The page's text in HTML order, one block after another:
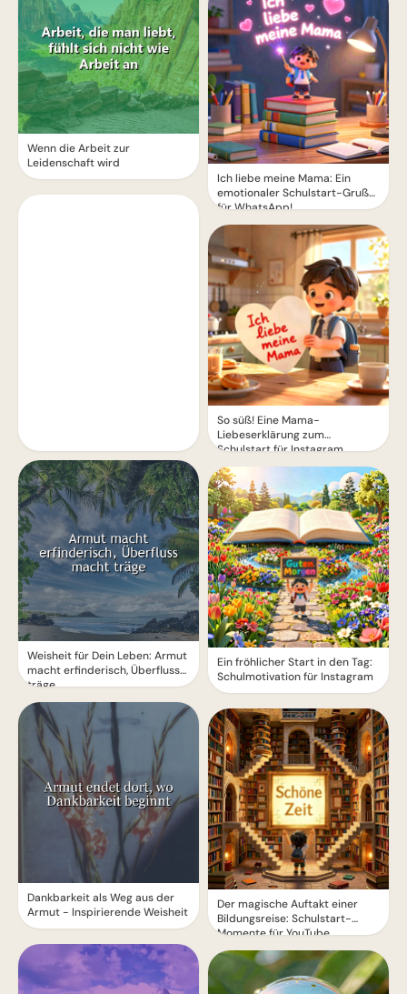
Wenn die Arbeit zur
Leidenschaft wird
Weisheit für Dein Leben: Armut
macht erfinderisch, Überfluss
träge
Dankbarkeit als Weg aus der
Armut - Inspirierende Weisheit
Ich liebe meine Mama: Ein
emotionaler Schulstart-Gruß
für WhatsApp!
So süß! Eine Mama-
Liebeserklärung zum
Schulstart für Instagram
Ein fröhlicher Start in den Tag:
Schulmotivation für Instagram
Der magische Auftakt einer
Bildungsreise: Schulstart-
Momente für YouTube